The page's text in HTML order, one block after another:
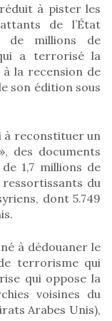
à pister les
de l’État
de millions de
a terrorisé la
à la recension de
son édition sous
à reconstituer un
des documents
1,7 millions de
ressortissants du
dont 5.749
à dédouaner le
terrorisme qui
qui oppose la
voisines du
Arabes Unis),